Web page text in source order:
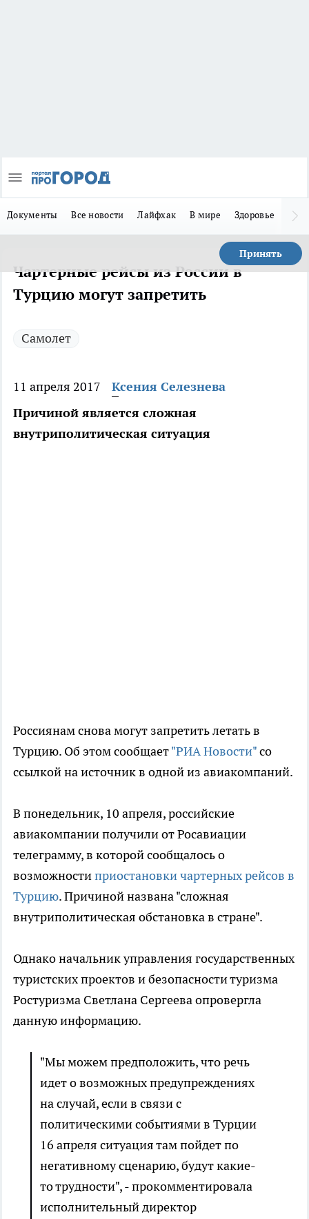
Документы Все новости Лайфхак В мире Здоровье
Принять
Чартерные рейсы из России в
Турцию могут запретить
Самолет
11 апреля 2017
Ксения Селезнева
Причиной является сложная
внутриполитическая ситуация
Россиянам снова могут запретить летать в
Турцию. Об этом сообщает"РИА Новости"со
ссылкой на источник в одной из авиакомпаний.
В понедельник, 10 апреля, российские
авиакомпании получили от Росавиации
телеграмму, в которой сообщалось о
возможностиприостановки чартерных рейсов в
Турцию. Причиной названа "сложная
внутриполитическая обстановка в стране".
Однако начальник управления государственных
туристских проектов и безопасности туризма
Ростуризма Светлана Сергеева опровергла
данную информацию.
"Мы можем предположить, что речь
идет о возможных предупреждениях
на случай, если в связи с
политическими событиями в Турции
16 апреля ситуация там пойдет по
негативному сценарию, будут какие-
то трудности", - прокомментировала
исполнительный директор